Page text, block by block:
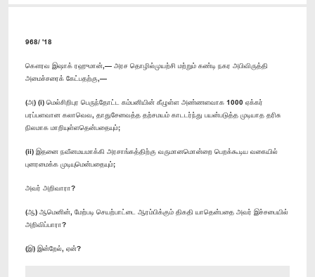
968/ '18
கௌரவ இஷாக் ரஹுமான்,— அரச தொழில்முயற்சி மற்றும் கண்டி நகர அபிவிருத்தி
அமைச்சரைக் கேட்பதற்கு,—
(அ) (i) மெல்சிறிபுர ​பெருந்தோட்ட கம்பனியின் கீழுள்ள அண்ணளவாக 1000 ஏக்கர்
பரப்பளவான கலாவெவ, தாதுசேனவத்த தற்சமயம் காடடர்ந்து பயன்படுத்த முடியாத தரிசு
நிலமாக மாறியுள்ளதென்பதையும்;
(ii) இதனை நவீனமயமாக்கி அரசாங்கத்திற்கு வருமானமொன்றை பெறக்கூடிய வகையில்
புனரமைக்க முடியுமென்பதையும்;
அவர் அறிவாரா?
(ஆ) ஆமெனின், மேற்படி செயற்பாட்டை ஆரம்பிக்கும் திகதி யாதென்பதை அவர் இச்சபையில்
அறிவிப்பாரா?
(இ) இன்றேல், ஏன்?